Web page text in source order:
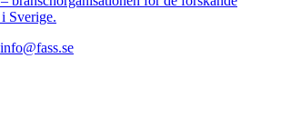
Sverige.
info@fass.se